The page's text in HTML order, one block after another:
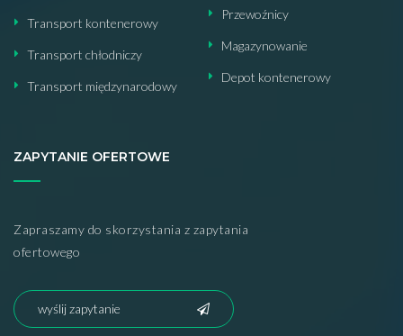
Transport kontenerowy
Transport chłodniczy
Transport międzynarodowy
Przewoźnicy
Magazynowanie
Depot kontenerowy
ZAPYTANIE OFERTOWE
Zapraszamy do skorzystania z zapytania
ofertowego
wyślij zapytanie